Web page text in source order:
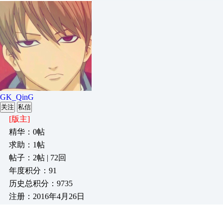
GK_QinG
关注 私信
[版主]
精华：0帖
求助：1帖
帖子：2帖 | 72回
年度积分：91
历史总积分：9735
注册：2016年4月26日